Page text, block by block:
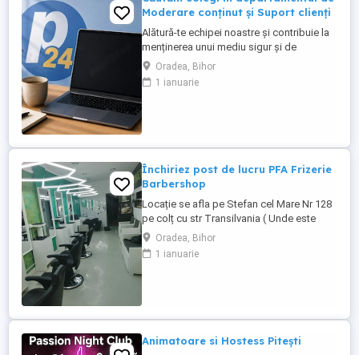
Moderare conținut și Suport clienți
Alătură-te echipei noastre și contribuie la
menținerea unui mediu sigur și de
încredere pe platformele noastre de
anunțuri din România, Germania și
Ungaria. În funcție de experiența și
Oradea, Bihor
1 ianuarie
Închiriez post de lucru PFA Frizerie
Barbershop
Locație se afla pe Stefan cel Mare Nr 128
pe colț cu str Transilvania ( Unde este
banca Transilvania și asigurări ) într-o
zonă foarte circulata zona Rogerius
spațiul pote fi folosit și pentru manichiură,
Oradea, Bihor
1 ianuarie
Animatoare si Hostess Pitești